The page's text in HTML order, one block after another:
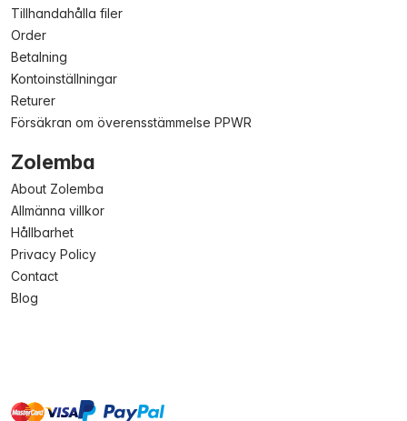
Tillhandahålla filer
Order
Betalning
Kontoinställningar
Returer
Försäkran om överensstämmelse PPWR
Zolemba
About Zolemba
Allmänna villkor
Hållbarhet
Privacy Policy
Contact
Blog
mastervisa paypal